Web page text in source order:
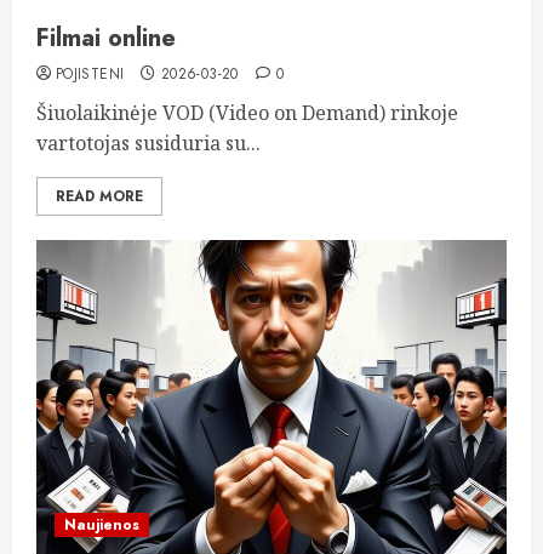
Filmai online
POJISTENI 2026-03-20 0
Šiuolaikinėje VOD (Video on Demand) rinkoje
vartotojas susiduria su...
READ MORE
Naujienos